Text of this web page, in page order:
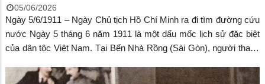
05/06/2026
Ngày 5/6/1911 – Ngày Chủ tịch Hồ Chí Minh ra đi tìm đường cứu
nước Ngày 5 tháng 6 năm 1911 là một dấu mốc lịch sử đặc biệt
của dân tộc Việt Nam. Tại Bến Nhà Rồng (Sài Gòn), người thanh
đã xuống tàu Amiral Latouche-Tréville rời Tổ quốc, bắt đầu hành